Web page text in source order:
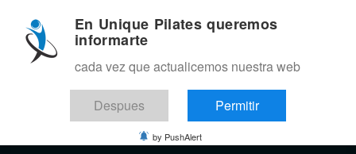
En Unique Pilates queremos
informarte
cada vez que actualicemos nuestra web
Despues Permitir
by PushAlert